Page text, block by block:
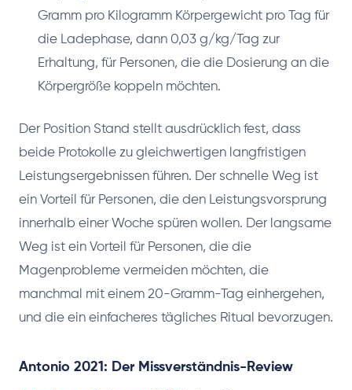
Gramm pro Kilogramm Körpergewicht pro Tag für
die Ladephase, dann 0,03 g/kg/Tag zur
Erhaltung, für Personen, die die Dosierung an die
Körpergröße koppeln möchten.
Der Position Stand stellt ausdrücklich fest, dass
beide Protokolle zu gleichwertigen langfristigen
Leistungsergebnissen führen. Der schnelle Weg ist
ein Vorteil für Personen, die den Leistungsvorsprung
innerhalb einer Woche spüren wollen. Der langsame
Weg ist ein Vorteil für Personen, die die
Magenprobleme vermeiden möchten, die
manchmal mit einem 20-Gramm-Tag einhergehen,
und die ein einfacheres tägliches Ritual bevorzugen.
Antonio 2021: Der Missverständnis-Review